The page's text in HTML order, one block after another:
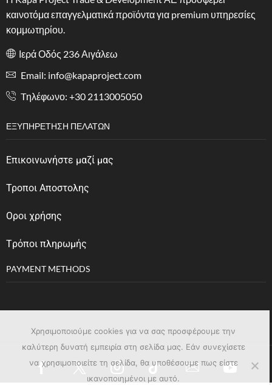
καινοτόμα επαγγελματικά προϊόντα για premium υπηρεσίες
κομμωτηρίου.
Ιερά Οδός 236 Αιγάλεω
Email: info@kapaproject.com
Tηλέφωνο: +30 2113005050
ΕΞΥΠΗΡΈΤΗΣΗ ΠΕΛΑΤΏΝ
Επικοινωνήστε μαζί μας
Τροποι Αποστολης
Οροι χρήσης
Tρόποι πληρωμής
PAYMENT METHODS
Χρησιμοποιούμε cookies για να σας προσφέρουμε την
καλύτερη δυνατή εμπειρία στη σελίδα μας. Εάν συνεχίσετε
να χρησιμοποιείτε τη σελίδα, θα υποθέσουμε πως είστε
ικανοποιημένοι με αυτό.